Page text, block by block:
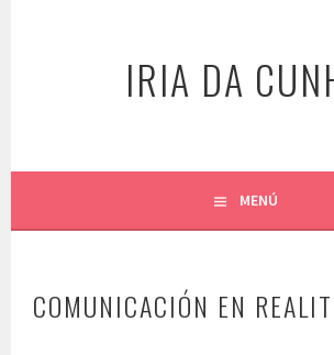
IRIA DA
MENÚ
COMUNICACIÓN EN